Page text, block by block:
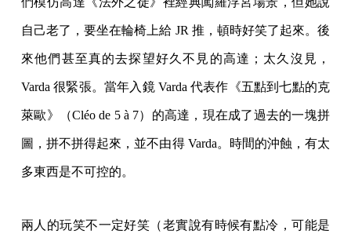
自己老了，要坐在輪椅上給 JR 推，頓時好笑了起來。後
來他們甚至真的去探望好久不見的高達；太久沒見，
Varda 很緊張。當年入鏡 Varda 代表作《五點到七點的克
萊歐》（Cléo de 5 à 7）的高達，現在成了過去的一塊拼
圖，拼不拼得起來，並不由得 Varda。時間的沖蝕，有太
多東西是不可控的。
兩人的玩笑不一定好笑（老實說有時候有點冷，可能是